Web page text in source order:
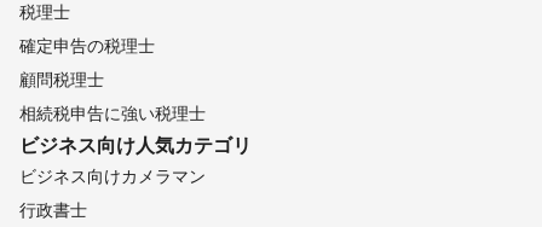
税理士
確定申告の税理士
顧問税理士
相続税申告に強い税理士
ビジネス向け人気カテゴリ
ビジネス向けカメラマン
行政書士